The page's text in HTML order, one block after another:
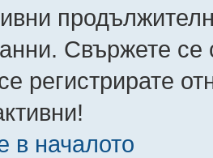
Свържете
регистрирате
в началото